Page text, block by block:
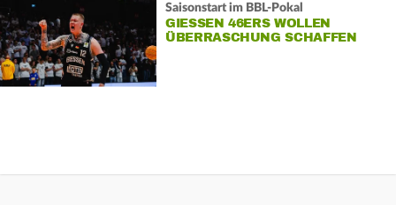
Saisonstart im BBL-Pokal
GIESSEN 46ERS WOLLEN Ü
BERRASCHUNG SCHAFFEN